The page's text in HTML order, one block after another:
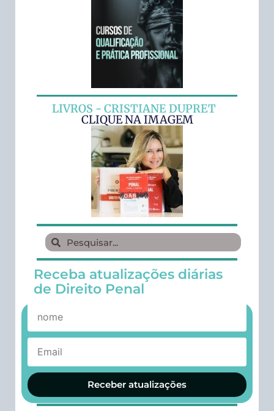
LIVROS - CRISTIANE DUPRET
CLIQUE NA IMAGEM
Receba atualizações diárias
de Direito Penal
Receber atualizações